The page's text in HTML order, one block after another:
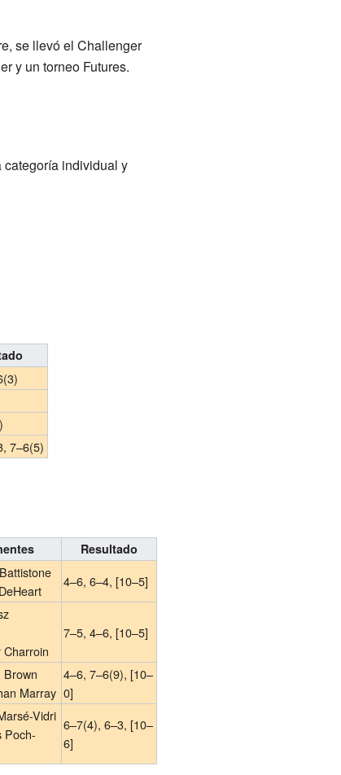
se llevó el Challenger
y un torneo Futures.
categoría individual y
7–6(5)
Resultado
4–6, 6–4, [10–5]
Charroin
7–5, 4–6, [10–5]
Brown
Marray
4–6, 7–6(9), [10–
0]
Vidri
Poch-
6–7(4), 6–3, [10–
6]